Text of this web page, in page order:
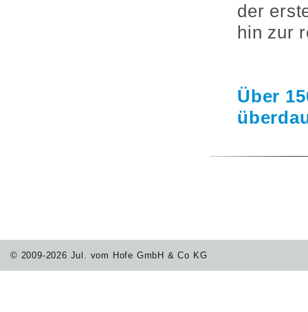
der
hin zur
Über
© 2009-2026 Jul. vom Hofe GmbH & Co KG